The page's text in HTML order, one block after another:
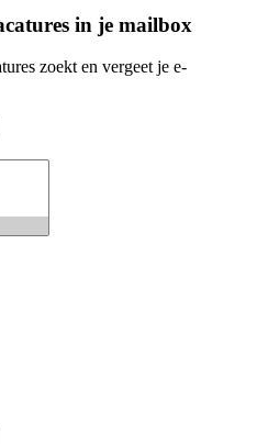
in je mailbox
zoekt en vergeet je e-